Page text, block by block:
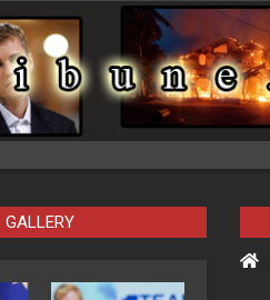
GALLERY